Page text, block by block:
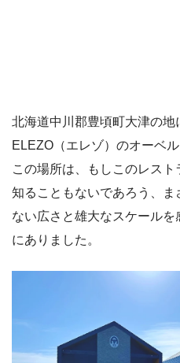
北海道中川郡豊頃町大津の地
ELEZO（エレゾ）のオーベ
この場所は、もしこのレス
知ることもないであろう、
ない広さと雄大なスケール
にありました。